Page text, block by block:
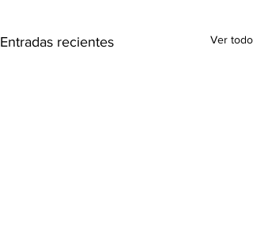
Entradas recientes Ver todo